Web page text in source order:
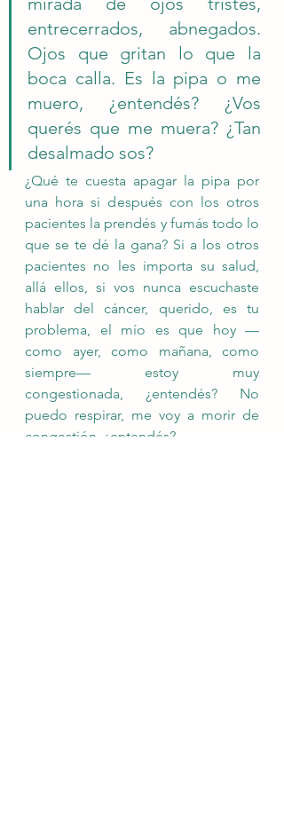
entrecerrados, abnegados.
Ojos que gritan lo que la
boca calla. Es la pipa o me
muero, ¿entendés? ¿Vos
querés que me muera? ¿Tan
desalmado sos?
¿Qué te cuesta apagar la pipa por
una hora si después con los otros
pacientes la prendés y fumás todo lo
que se te dé la gana? Si a los otros
pacientes no les importa su salud,
allá ellos, si vos nunca escuchaste
hablar del cáncer, querido, es tu
problema, el mío es que hoy —
como ayer, como mañana, como
siempre— estoy muy
congestionada, ¿entendés? No
puedo respirar, me voy a morir de
congestión, ¿entendés?